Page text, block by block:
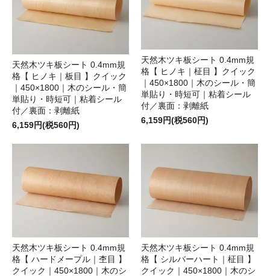
天然木ツキ板シート 0.4mm規
格【 ヒノキ｜板目 】クイック
｜450×1800｜木のシール・簡
単貼り・時短可｜粘着シール
付／裏面：剥離紙
6,159円(税560円)
天然木ツキ板シート 0.4mm規
格【 ヒノキ｜柾目 】クイック
｜450×1800｜木のシール・簡
単貼り・時短可｜粘着シール
付／裏面：剥離紙
6,159円(税560円)
天然木ツキ板シート 0.4mm規
格【 ハードメープル｜杢目 】
クイック｜450×1800｜木のシ
天然木ツキ板シート 0.4mm規
格【 シルバーハート｜柾目 】
クイック｜450×1800｜木のシ